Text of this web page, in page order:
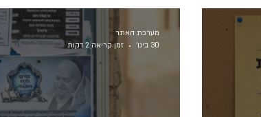
עץ חיים ישיבת דרכי העיון
אריה דרעי מורנו הרב צמח
מערכת האתר
30 בינו׳
זמן קריאה 2 דקות